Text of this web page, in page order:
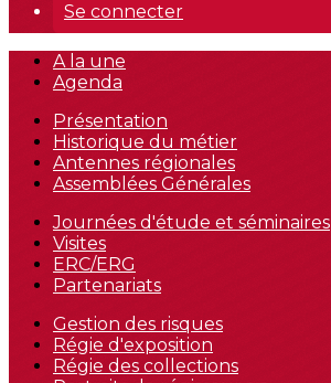
Se connecter
A la une
Agenda
Présentation
Historique du métier
Antennes régionales
Assemblées Générales
Journées d'étude et séminaires
Visites
ERC/ERG
Partenariats
Gestion des risques
Régie d'exposition
Régie des collections